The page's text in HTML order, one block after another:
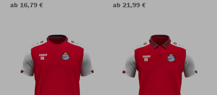
ab 16,79 €
ab 21,99 €